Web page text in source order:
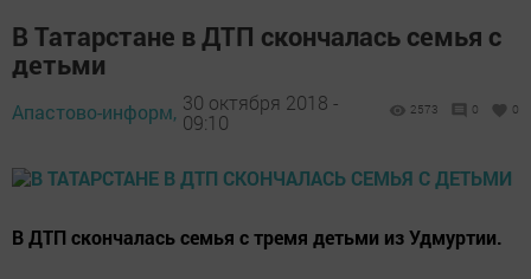
В Татарстане в ДТП скончалась семья с
детьми
Апастово-информ, 30 октября 2018 -
09:10
2573 0 0
В ДТП скончалась семья с тремя детьми из Удмуртии.